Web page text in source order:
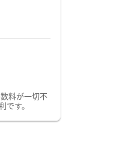
料が一切不
す。